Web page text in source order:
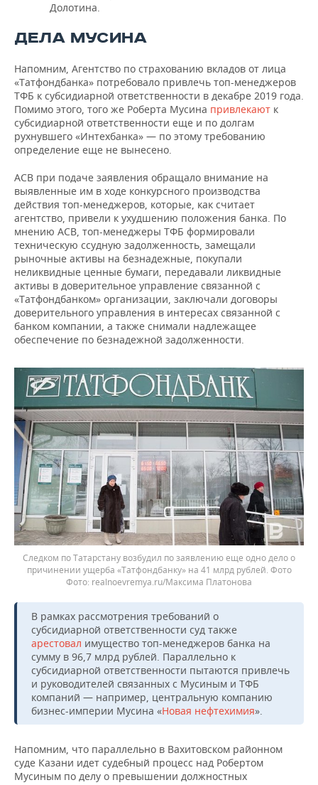
Долотина.
ДЕЛА МУСИНА
Напомним, Агентство по страхованию вкладов от лица
«Татфондбанка» потребовало привлечь топ-менеджеров
ТФБ к субсидиарной ответственности в декабре 2019 года.
Помимо этого, того же Роберта Мусина привлекают к
субсидиарной ответственности еще и по долгам
рухнувшего «Интехбанка» — по этому требованию
определение еще не вынесено.
АСВ при подаче заявления обращало внимание на
выявленные им в ходе конкурсного производства
действия топ-менеджеров, которые, как считает
агентство, привели к ухудшению положения банка. По
мнению АСВ, топ-менеджеры ТФБ формировали
техническую ссудную задолженность, замещали
рыночные активы на безнадежные, покупали
неликвидные ценные бумаги, передавали ликвидные
активы в доверительное управление связанной с
«Татфондбанком» организации, заключали договоры
доверительного управления в интересах связанной с
банком компании, а также снимали надлежащее
обеспечение по безнадежной задолженности.
Следком по Татарстану возбудил по заявлению еще одно дело о
причинении ущерба «Татфондбанку» на 41 млрд рублей. Фото
realnoevremya.ru/Максима Платонова
В рамках рассмотрения требований о
субсидиарной ответственности суд также
арестовал имущество топ-менеджеров банка на
сумму в 96,7 млрд рублей. Параллельно к
субсидиарной ответственности пытаются привлечь
и руководителей связанных с Мусиным и ТФБ
компаний — например, центральную компанию
бизнес-империи Мусина «Новая нефтехимия».
Напомним, что параллельно в Вахитовском районном
суде Казани идет судебный процесс над Робертом
Мусиным по делу о превышении должностных